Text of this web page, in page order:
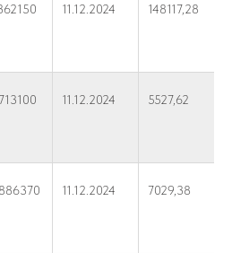
11.12.2024 148117,28
11.12.2024 5527,62
11.12.2024 7029,38